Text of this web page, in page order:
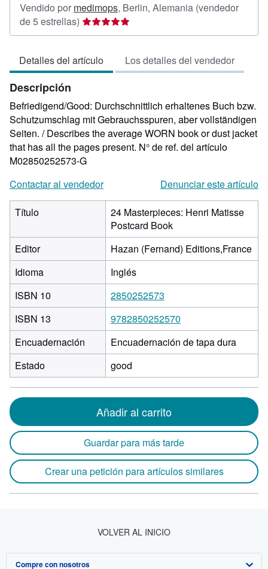
Vendido por medimops, Berlin, Alemania (vendedor
de 5 estrellas) Calificación
del
5
de
estrellas
Detalles del artículo Los detalles del vendedor
Descripción
Befriedigend/Good: Durchschnittlich erhaltenes Buch bzw.
Schutzumschlag mit Gebrauchsspuren, aber vollständigen
Seiten. / Describes the average WORN book or dust jacket
that has all the pages present. N° de ref. del artículo
M02850252573-G
Contactar al vendedor
Denunciar este artículo
Título
24 Masterpieces: Henri Matisse
Postcard Book
Editor
Hazan (Fernand) Editions,France
Idioma
Inglés
ISBN 10
2850252573
ISBN 13
9782850252570
Encuadernación
Encuadernación de tapa dura
Estado
good
Añadir al carrito
Guardar para más tarde
Crear una petición para artículos similares
VOLVER AL INICIO
Compre con nosotros